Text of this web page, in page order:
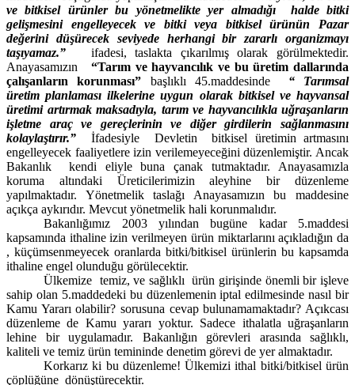
ve bitkisel ürünler bu yönetmelikte yer almadığı
halde bitki
gelişmesini engelleyecek ve bitki veya bitkisel ürünün Pazar
değerini düşürecek seviyede herhangi bir zararlı organizmayı
taşıyamaz.”
ifadesi, taslakta çıkarılmış olarak görülmektedir.
Anayasamızın
“Tarım ve hayvancılık ve bu üretim dallarında
çalışanların korunması” başlıklı 45.maddesinde
“ Tarımsal
üretim planlaması ilkelerine uygun olarak bitkisel ve hayvansal
üretimi artırmak maksadıyla, tarım ve hayvancılıkla uğraşanların
işletme araç ve gereçlerinin ve diğer girdilerin sağlanmasını
kolaylaştırır.”
İfadesiyle Devletin
bitkisel üretimin artmasını
engelleyecek faaliyetlere izin verilemeyeceğini düzenlemiştir. Ancak
Bakanlık
kendi eliyle buna çanak tutmaktadır. Anayasamızla
koruma altındaki Üreticilerimizin aleyhine bir düzenleme
yapılmaktadır. Yönetmelik taslağı Anayasamızın bu maddesine
açıkça aykırıdır. Mevcut yönetmelik hali korunmalıdır.
Bakanlığımız 2003 yılından bugüne kadar 5.maddesi
kapsamında ithaline izin verilmeyen ürün miktarlarını açıkladığın da
, küçümsenmeyecek oranlarda bitki/bitkisel ürünlerin bu kapsamda
ithaline engel olunduğu görülecektir.
Ülkemize temiz, ve sağlıklı
ürün girişinde önemli bir işleve
sahip olan 5.maddedeki bu düzenlemenin iptal edilmesinde nasıl bir
Kamu Yararı olabilir? sorusuna cevap bulunamamaktadır? Açıkcası
düzenleme de Kamu yararı yoktur. Sadece ithalatla uğraşanların
lehine bir uygulamadır. Bakanlığın görevleri arasında sağlıklı,
kaliteli ve temiz ürün temininde denetim görevi de yer almaktadır.
Korkarız ki bu düzenleme! Ülkemizi ithal bitki/bitkisel ürün
çöplüğüne dönüştürecektir.